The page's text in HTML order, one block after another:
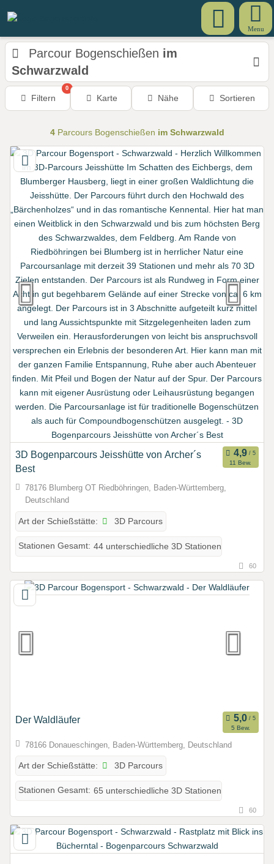
Menu
Parcour Bogenschießen im
Schwarzwald
Filtern
0
Karte Nähe Sortieren
4Parcours Bogenschießen im Schwarzwald
3D Bogenparcours Jeisshütte von Archer´s
Best
11 Bew.
78176 Blumberg OT Riedböhringen, Baden-Württemberg,
Deutschland
Art der Schießstätte: 3D Parcours
Stationen Gesamt: 44 unterschiedliche 3D Stationen
60
Der Waldläufer
5 Bew.
78166 Donaueschingen, Baden-Württemberg, Deutschland
Art der Schießstätte: 3D Parcours
Stationen Gesamt: 65 unterschiedliche 3D Stationen
60